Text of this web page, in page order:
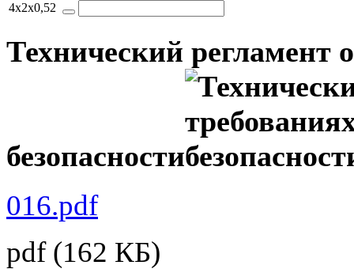
4x2x0,52
Технический регламент
безопасности
016.pdf
pdf(162 КБ)